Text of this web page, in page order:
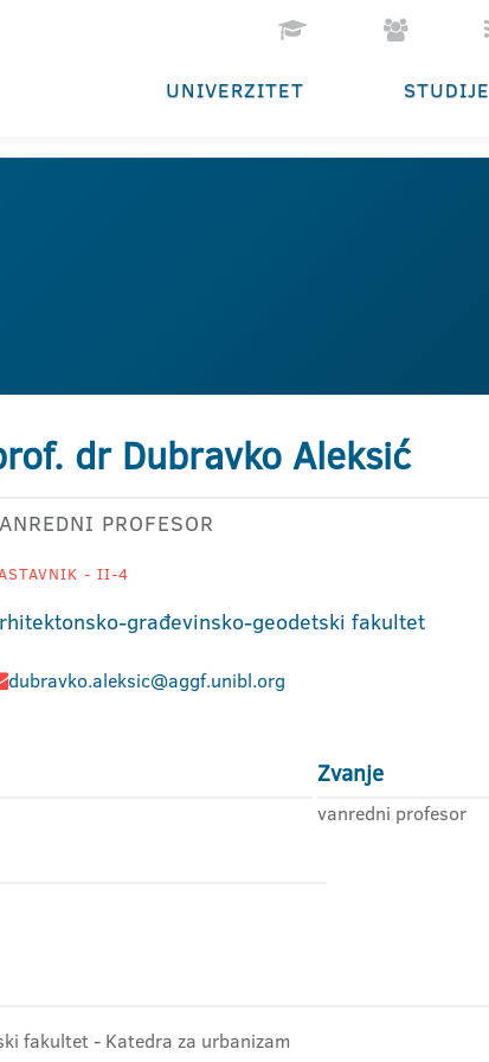
UNIVERZITET STUDIJE
dr Dubravko Aleksić
PROFESOR
- II-4
građevinsko-geodetski fakultet
dubravko.aleksic@aggf.unibl.org
Zvanje
vanredni profesor
fakultet - Katedra za urbanizam